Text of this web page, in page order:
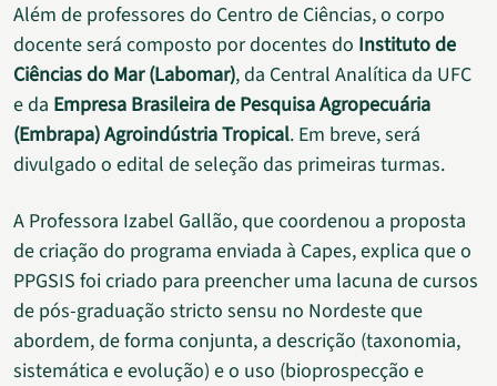
Além de professores do Centro de Ciências, o corpo
docente será composto por docentes do Instituto de
Ciências do Mar (Labomar), da Central Analítica da UFC
e da Empresa Brasileira de Pesquisa Agropecuária
(Embrapa) Agroindústria Tropical. Em breve, será
divulgado o edital de seleção das primeiras turmas.
A Professora Izabel Gallão, que coordenou a proposta
de criação do programa enviada à Capes, explica que o
PPGSIS foi criado para preencher uma lacuna de cursos
de pós-graduação stricto sensu no Nordeste que
abordem, de forma conjunta, a descrição (taxonomia,
sistemática e evolução) e o uso (bioprospecção e